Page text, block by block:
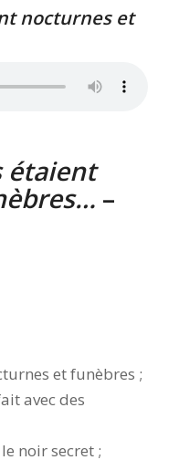
nocturnes et
étaient
–
et funèbres ;
avec des
noir secret ;